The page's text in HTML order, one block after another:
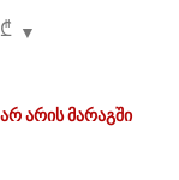
₾
არ არის მარაგში